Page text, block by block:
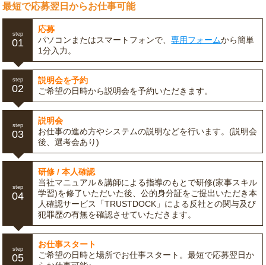
最短で応募翌日からお仕事可能
step
01
応募
パソコンまたはスマートフォンで、専用フォームから簡単
1分入力。
step
02
説明会を予約
ご希望の日時から説明会を予約いただきます。
step
03
説明会
お仕事の進め方やシステムの説明などを行います。(説明会
後、選考会あり)
step
04
研修 / 本人確認
当社マニュアル＆講師による指導のもとで研修(家事スキル
学習)を修了いただいた後、公的身分証をご提出いただき本
人確認サービス「TRUSTDOCK」による反社との関与及び
犯罪歴の有無を確認させていただきます。
step
05
お仕事スタート
ご希望の日時と場所でお仕事スタート。最短で応募翌日か